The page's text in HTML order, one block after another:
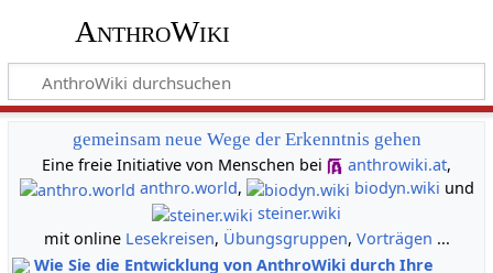
AnthroWiki
gemeinsam neue Wege der Erkenntnis gehen
Eine freie Initiative von Menschen bei
anthrowiki.at,
anthro.world, biodyn.wiki und
steiner.wiki
mit online Lesekreisen, Übungsgruppen, Vorträgen ...
Wie Sie die Entwicklung von AnthroWiki durch Ihre